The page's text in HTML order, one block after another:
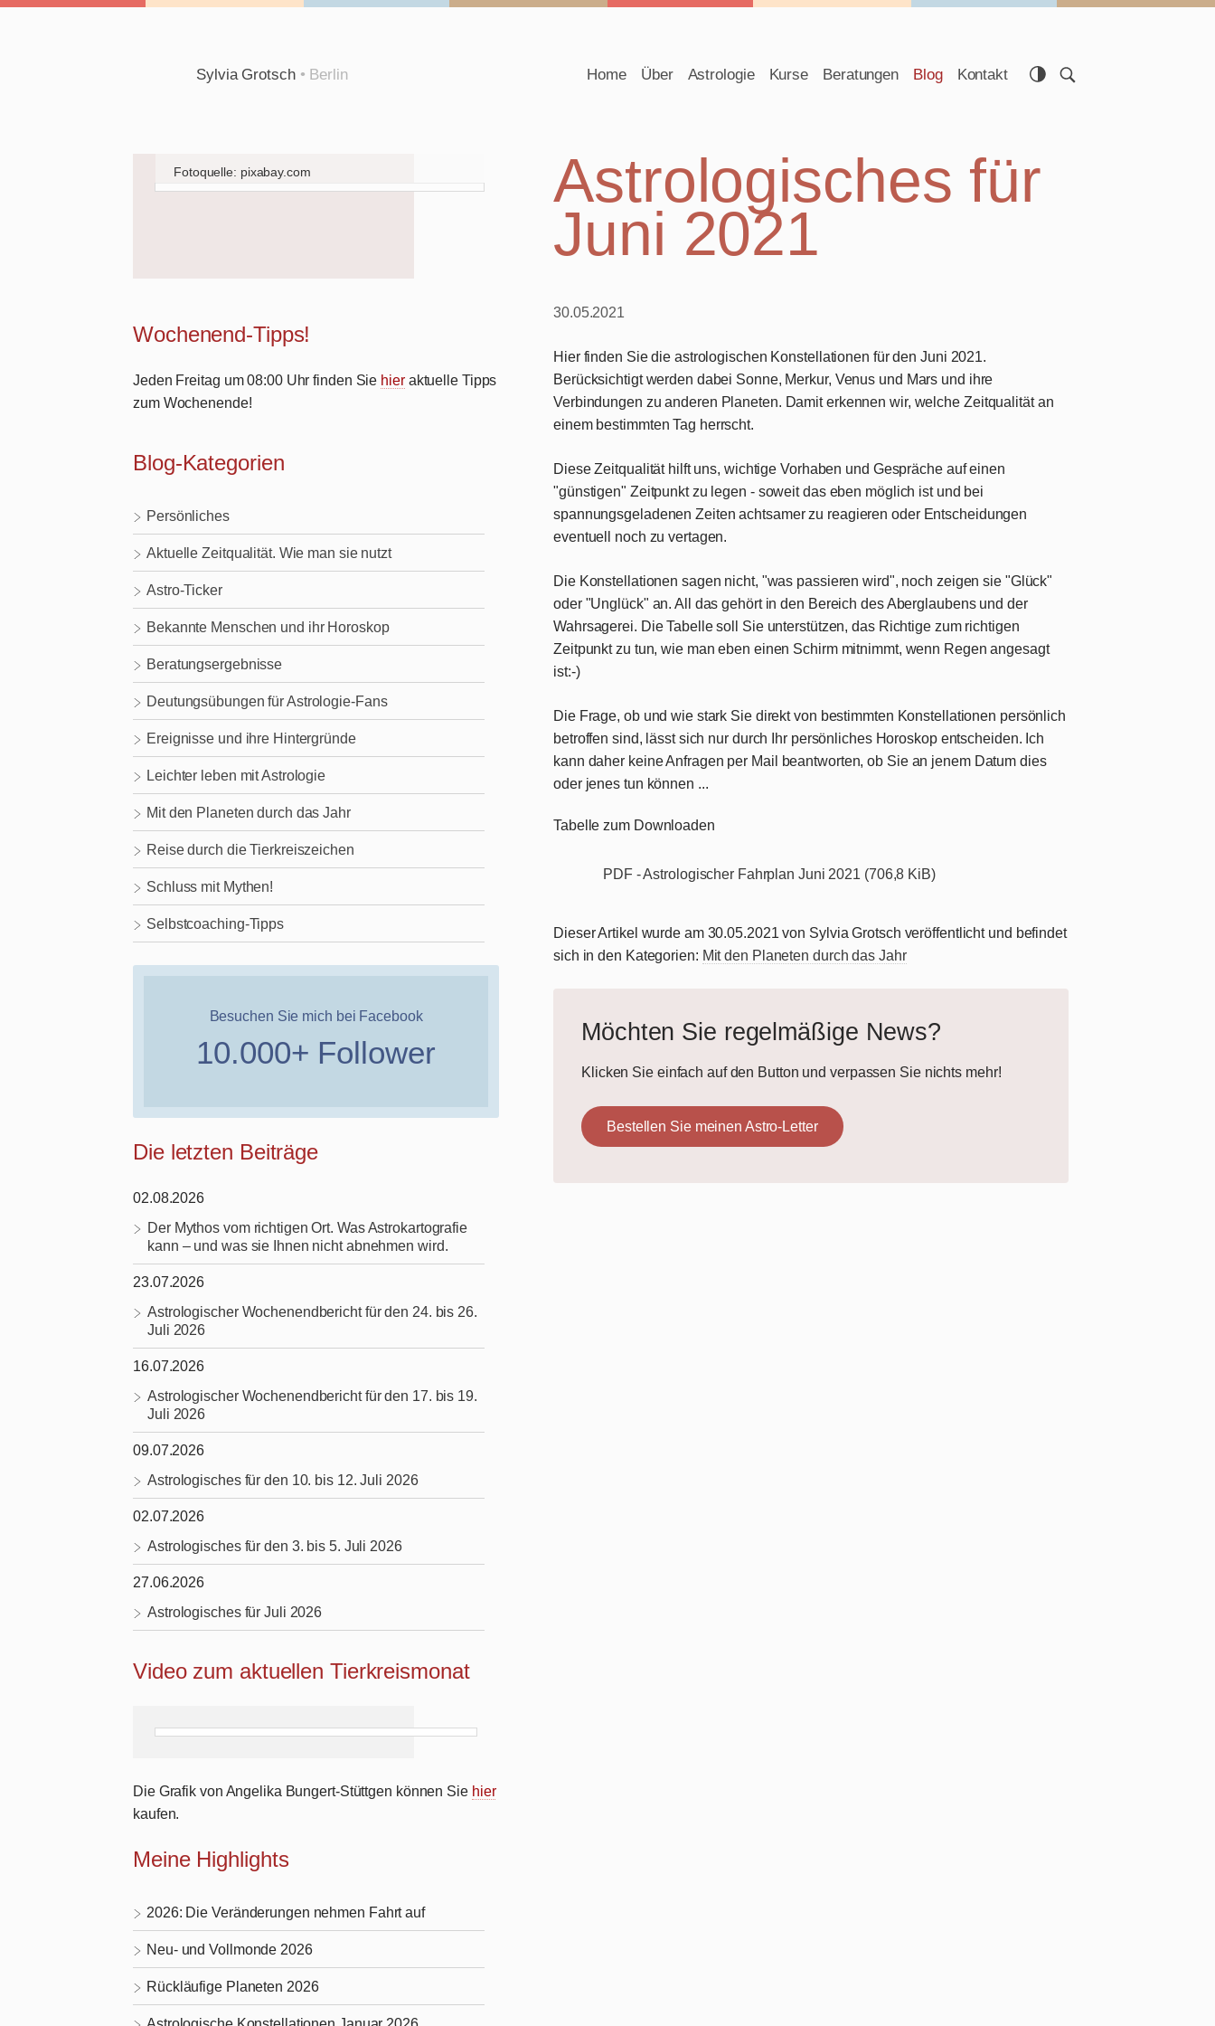
Sylvia Grotsch • Berlin
Navigation
überspringen
Home Über Astrologie Kurse Beratungen Blog Kontakt
Fotoquelle: pixabay.com
Wochenend-Tipps!
Jeden Freitag um 08:00 Uhr finden Sie hieraktuelle Tipps
zum Wochenende!
Blog-Kategorien
Aktuelle Zeitqualität. Wie man sie nutzt
Astro-Ticker
Bekannte Menschen und ihr Horoskop
Beratungsergebnisse
Deutungsübungen für Astrologie-Fans
Ereignisse und ihre Hintergründe
Leichter leben mit Astrologie
Mit den Planeten durch das Jahr
Persönliches
Reise durch die Tierkreiszeichen
Schluss mit Mythen!
Selbstcoaching-Tipps
Besuchen Sie mich bei Facebook
10.000+ Follower
Die letzten Beiträge
02.08.2026
Der Mythos vom richtigen Ort. Was Astrokartografie
kann – und was sie Ihnen nicht abnehmen wird.
23.07.2026
Astrologischer Wochenendbericht für den 24. bis 26.
Juli 2026
16.07.2026
Astrologischer Wochenendbericht für den 17. bis 19.
Juli 2026
09.07.2026
Astrologisches für den 10. bis 12. Juli 2026
02.07.2026
Astrologisches für den 3. bis 5. Juli 2026
27.06.2026
Astrologisches für Juli 2026
Video zum aktuellen Tierkreismonat
Die Grafik von Angelika Bungert-Stüttgen können Sie hier
kaufen.
Meine Highlights
2026: Die Veränderungen nehmen Fahrt auf
Neu- und Vollmonde 2026
Rückläufige Planeten 2026
Astrologisches für
Juni 2021
30.05.2021
Hier finden Sie die astrologischen Konstellationen für den Juni 2021.
Berücksichtigt werden dabei Sonne, Merkur, Venus und Mars und ihre
Verbindungen zu anderen Planeten. Damit erkennen wir, welche Zeitqualitätan
einem bestimmten Tag herrscht.
Diese Zeitqualität hilft uns, wichtige Vorhaben und Gespräche auf einen
"günstigen" Zeitpunkt zu legen - soweit das eben möglich ist und bei
spannungsgeladenen Zeiten achtsamer zu reagieren oder Entscheidungen
eventuell noch zu vertagen.
Die Konstellationen sagen nicht, "was passieren wird", noch zeigen sie "Glück"
oder "Unglück" an. All das gehört in den Bereich des Aberglaubens und der
Wahrsagerei. Die Tabelle soll Sie unterstützen, das Richtige zum richtigen
Zeitpunkt zu tun, wie man eben einen Schirm mitnimmt, wenn Regen angesagt
ist:-)
Die Frage, ob und wie stark Sie direkt von bestimmten Konstellationen persönlich
betroffen sind, lässt sich nur durch Ihr persönliches Horoskop entscheiden. Ich
kann daher keine Anfragen per Mail beantworten, ob Sie an jenem Datum dies
oder jenes tun können ...
Tabelle zum Downloaden
PDF - Astrologischer Fahrplan Juni 2021 (706,8 KiB)
Dieser Artikel wurde am 30.05.2021 von Sylvia Grotsch veröffentlicht und befindet
sich in den Kategorien: Mit den Planeten durch das Jahr
Möchten Sie regelmäßige News?
Klicken Sie einfach auf den Button und verpassen Sie nichts mehr!
Bestellen Sie meinen Astro-Letter